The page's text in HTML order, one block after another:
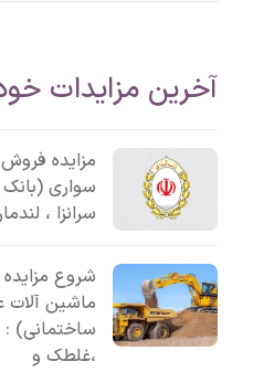
آخرین مزایدات
سواری
سرانزا ،
ماشین آلات
ساختمانی) :
،غلطک و